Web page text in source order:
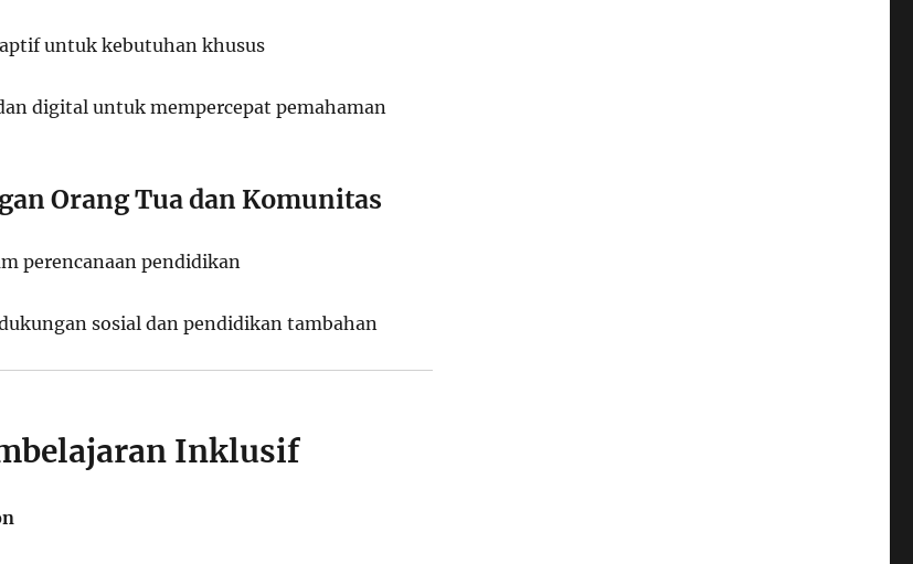
untuk kebutuhan khusus
digital untuk mempercepat pemahaman
Orang Tua dan Komunitas
perencanaan pendidikan
sosial dan pendidikan tambahan
Inklusif